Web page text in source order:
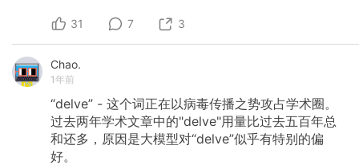
31 7 3
Chao.
1年前
“delve” - 这个词正在以病毒传播之势攻占学术圈。
过去两年学术文章中的"delve"用量比过去五百年总
和还多，原因是大模型对“delve”似乎有特别的偏
好。